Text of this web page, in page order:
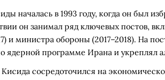
началась в 1993 году, когда он был
он занимал ряд ключевых постов,
и министра обороны (2017–2018). На
ядерной программе Ирана и укреплял
сосредоточился на